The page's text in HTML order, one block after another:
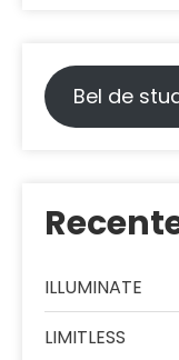
Bel de
ILLUMINATE
LIMITLESS